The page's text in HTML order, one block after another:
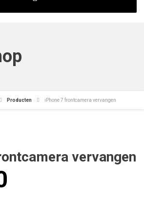
Producten iPhone 7 frontcamera vervangen
vervangen